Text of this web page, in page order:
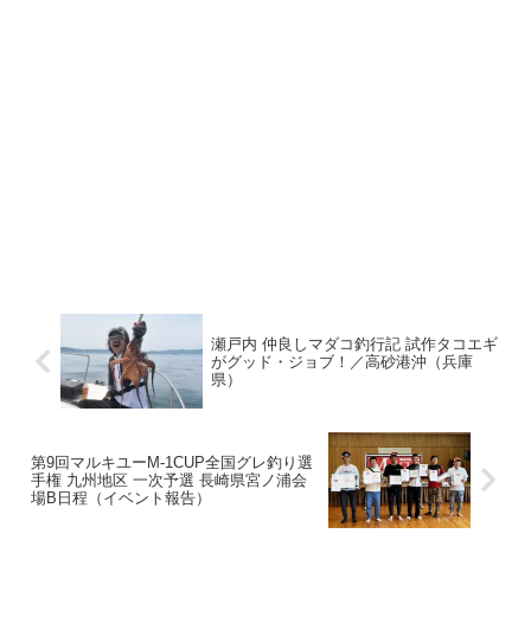
瀬戸内 仲良しマダコ釣行記 試作タコエギ
がグッド・ジョブ！／高砂港沖（兵庫
県）
第9回マルキユーM-1CUP全国グレ釣り選
手権 九州地区 一次予選 長崎県宮ノ浦会
場B日程（イベント報告）